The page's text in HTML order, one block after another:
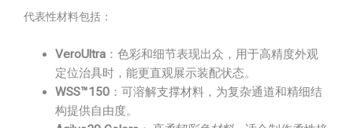
代表性材料包括：
VeroUltra ：色彩和细节表现出众，用于高精度外观
定位治具时，能更直观展示装配状态。
WSS™150 ：可溶解支撑材料，为复杂通道和精细结
构提供自由度。